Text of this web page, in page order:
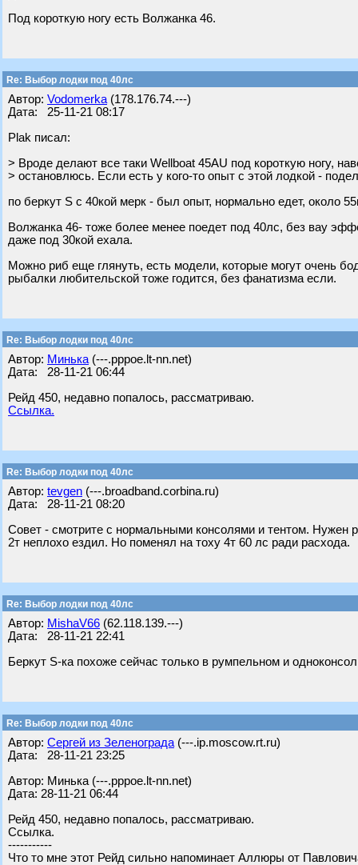
Под короткую ногу есть Волжанка 46.
Re: Выбор лодки под 40лс
Автор: Vodomerka (178.176.74.---)
Дата: 25-11-21 08:17
Plak писал:
> Вроде делают все таки Wellboat 45AU под короткую ногу,
> остановлюсь. Если есть у кого-то опыт с этой лодкой -
по беркут S с 40кой мерк - был опыт, нормально едет, около
Волжанка 46- тоже более менее поедет под 40лс, без вау
даже под 30кой ехала.
Можно риб еще глянуть, есть модели, которые могут очень
рыбалки любительской тоже годится, без фанатизма если.
Re: Выбор лодки под 40лс
Автор: Минька (---.pppoe.lt-nn.net)
Дата: 28-11-21 06:44
Рейд 450, недавно попалось, рассматриваю.
Ссылка.
Re: Выбор лодки под 40лс
Автор: tevgen (---.broadband.corbina.ru)
Дата: 28-11-21 08:20
Совет - смотрите с нормальными консолями и тентом. Нужен
2т неплохо ездил. Но поменял на тоху 4т 60 лс ради расхода.
Re: Выбор лодки под 40лс
Автор: MishaV66 (62.118.139.---)
Дата: 28-11-21 22:41
Беркут S-ка похоже сейчас только в румпельном и
Re: Выбор лодки под 40лс
Автор: Сергей из Зеленограда (---.ip.moscow.rt.ru)
Дата: 28-11-21 23:25
Автор: Минька (---.pppoe.lt-nn.net)
Дата: 28-11-21 06:44
Рейд 450, недавно попалось, рассматриваю.
Ссылка.
-----------
Что то мне этот Рейд сильно напоминает Аллюры от